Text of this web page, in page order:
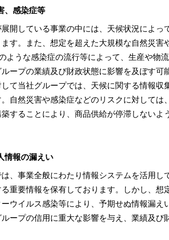
、感染症等
開している事業の中には、天候状況によっ
す。また、想定を超えた大規模な自然災害
ような感染症の流行等によって、生産や物
ープの業績及び財政状態に影響を及ぼす可
て当社グループでは、天候に関する情報収
自然災害や感染症などのリスクに対しては
することにより、商品供給が停滞しないよ
情報の漏えい
、事業全般にわたり情報システムを活用し
る重要情報を保有しております。しかし、想
ウイルス感染等により、予期せぬ情報漏え
ループの信用に重大な影響を与え、業績及